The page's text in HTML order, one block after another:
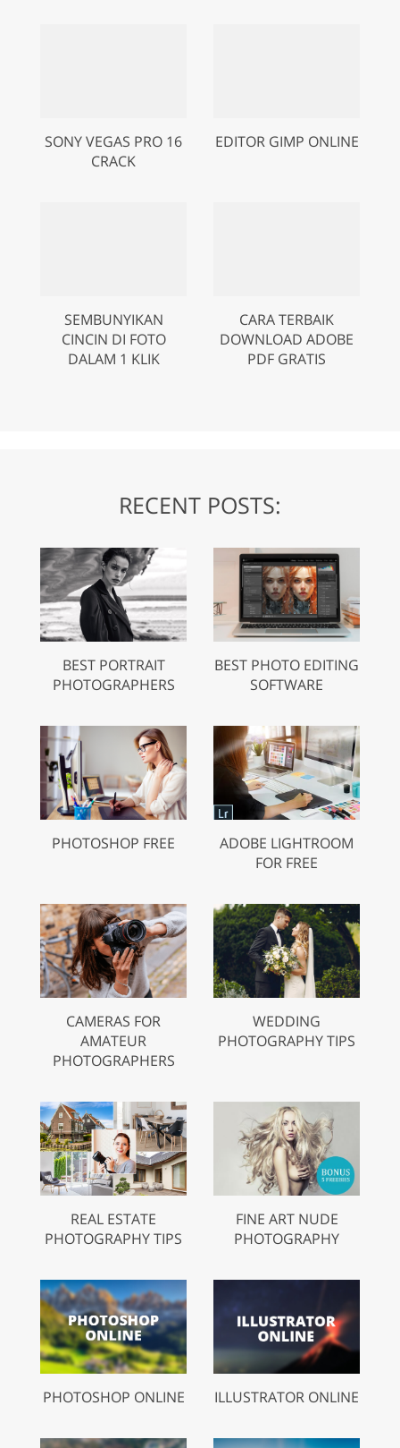
SONY VEGAS PRO 16
CRACK
EDITOR GIMP ONLINE
SEMBUNYIKAN
CINCIN DI FOTO
DALAM 1 KLIK
CARA TERBAIK
DOWNLOAD ADOBE
PDF GRATIS
RECENT POSTS:
BEST PORTRAIT
PHOTOGRAPHERS
BEST PHOTO EDITING
SOFTWARE
PHOTOSHOP FREE
ADOBE LIGHTROOM
FOR FREE
CAMERAS FOR
AMATEUR
PHOTOGRAPHERS
WEDDING
PHOTOGRAPHY TIPS
REAL ESTATE
PHOTOGRAPHY TIPS
FINE ART NUDE
PHOTOGRAPHY
PHOTOSHOP ONLINE ILLUSTRATOR ONLINE